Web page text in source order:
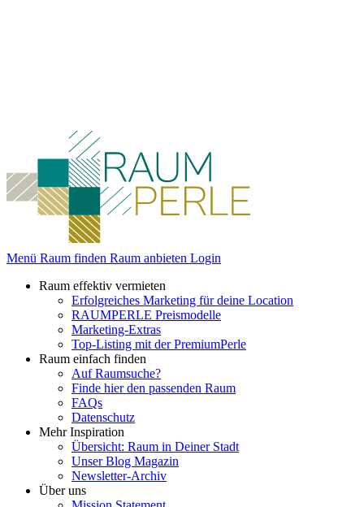
Menü Raum finden Raum anbieten Login
Raum effektiv vermieten
Erfolgreiches Marketing für deine Location
RAUMPERLE Preismodelle
Marketing-Extras
Top-Listing mit der PremiumPerle
Raum einfach finden
Auf Raumsuche?
Finde hier den passenden Raum
FAQs
Datenschutz
Mehr Inspiration
Übersicht: Raum in Deiner Stadt
Unser Blog Magazin
Newsletter-Archiv
Über uns